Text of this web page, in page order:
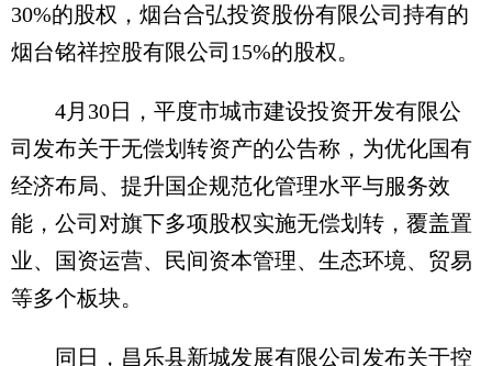
30%的股权，烟台合弘投资股份有限公司持有的
烟台铭祥控股有限公司15%的股权。
4月30日，平度市城市建设投资开发有限公
司发布关于无偿划转资产的公告称，为优化国有
经济布局、提升国企规范化管理水平与服务效
能，公司对旗下多项股权实施无偿划转，覆盖置
业、国资运营、民间资本管理、生态环境、贸易
等多个板块。
同日，昌乐县新城发展有限公司发布关于控